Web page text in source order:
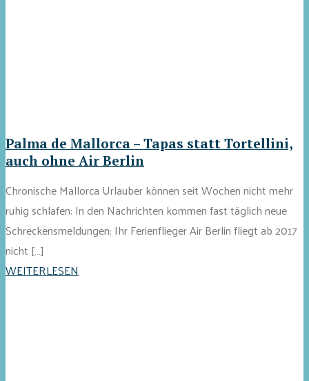
Palma de Mallorca – Tapas statt Tortellini,
auch ohne Air Berlin
Chronische Mallorca Urlauber können seit Wochen nicht mehr
ruhig schlafen: In den Nachrichten kommen fast täglich neue
Schreckensmeldungen: Ihr Ferienflieger Air Berlin fliegt ab 2017
nicht […]
WEITERLESEN